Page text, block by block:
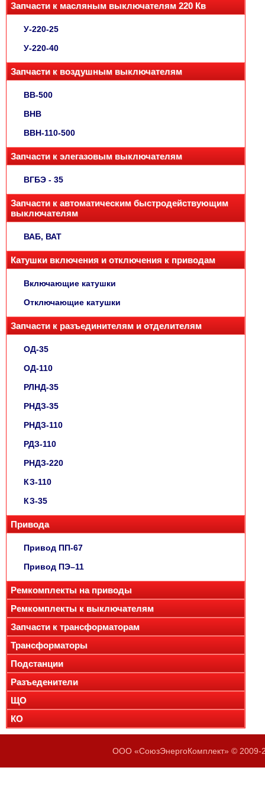
Запчасти к масляным выключателям 220 Кв
У-220-25
У-220-40
Запчасти к воздушным выключателям
ВВ-500
ВНВ
ВВН-110-500
Запчасти к элегазовым выключателям
ВГБЭ - 35
Запчасти к автоматическим быстродействующим
выключателям
ВАБ, ВАТ
Катушки включения и отключения к приводам
Включающие катушки
Отключающие катушки
Запчасти к разъединителям и отделителям
ОД-35
ОД-110
РЛНД-35
РНДЗ-35
РНДЗ-110
РДЗ-110
РНДЗ-220
КЗ-110
КЗ-35
Привода
Привод ПП-67
Привод ПЭ–11
Ремкомплекты на приводы
Ремкомплекты к выключателям
Запчасти к трансформаторам
Трансформаторы
Подстанции
Разъеденители
ЩО
КО
ООО «СоюзЭнергоКомплект» © 2009-